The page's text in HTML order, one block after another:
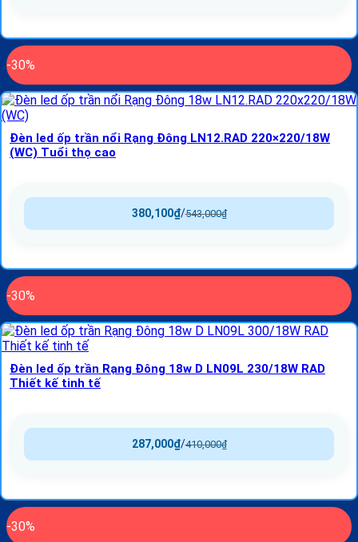
-30%
Đèn led ốp trần nổi Rạng Đông LN12.RAD 220×220/18W
(WC) Tuổi thọ cao
543,000₫
/
380,100₫
-30%
Đèn led ốp trần Rạng Đông 18w D LN09L 230/18W RAD
Thiết kế tinh tế
410,000₫
/
287,000₫
-30%